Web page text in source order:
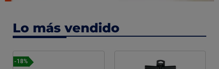
Lo más vendido